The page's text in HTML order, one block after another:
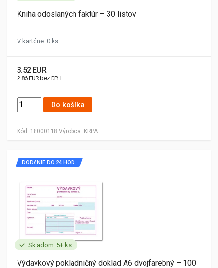
Kód: 18000118 Výrobca: KRPA
Kniha odoslaných faktúr – 30 listov
V kartóne: 0 ks
3.52 EUR
2.86 EUR bez DPH
Do košíka
Skladom: 5+ ks
DODANIE DO 24 HOD.
Výdavkový pokladničný doklad A6 dvojfarebný – 100